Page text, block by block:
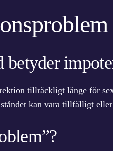
betyder
tillräckligt länge för
kan vara tillfälligt